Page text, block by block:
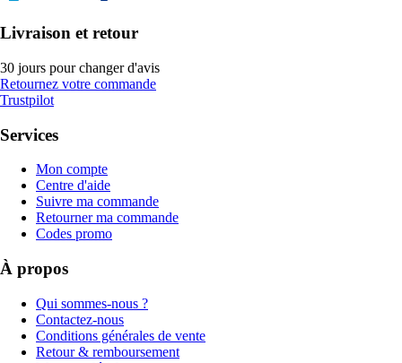
Livraison et retour
30 jours pour changer d'avis
Retournez votre commande
Trustpilot
Services
Mon compte
Centre d'aide
Suivre ma commande
Retourner ma commande
Codes promo
À propos
Qui sommes-nous ?
Contactez-nous
Conditions générales de vente
Retour & remboursement